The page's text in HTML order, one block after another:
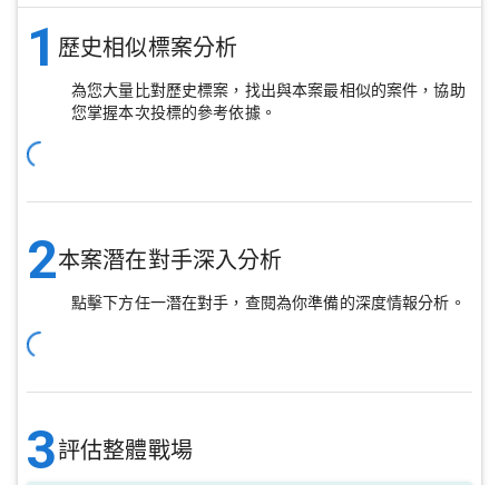
1 歷史相似標案分析
為您大量比對歷史標案，找出與本案最相似的案件，協助
您掌握本次投標的參考依據。
2本案潛在對手深入分析
點擊下方任一潛在對手，查閱為你準備的深度情報分析。
3評估整體戰場